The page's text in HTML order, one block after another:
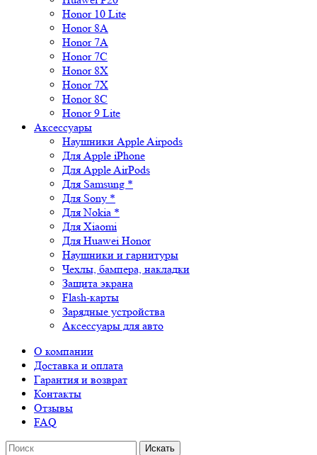
Honor 10 Lite
Honor 8A
Honor 7A
Honor 7C
Honor 8X
Honor 7X
Honor 8C
Honor 9 Lite
Аксессуары
Наушники Apple Airpods
Для Apple iPhone
Для Apple AirPods
Для Samsung *
Для Sony *
Для Nokia *
Для Xiaomi
Для Huawei Honor
Наушники и гарнитуры
Чехлы, бампера, накладки
Защита экрана
Flash-карты
Зарядные устройства
Аксессуары для авто
О компании
Доставка и оплата
Гарантия и возврат
Контакты
Отзывы
FAQ